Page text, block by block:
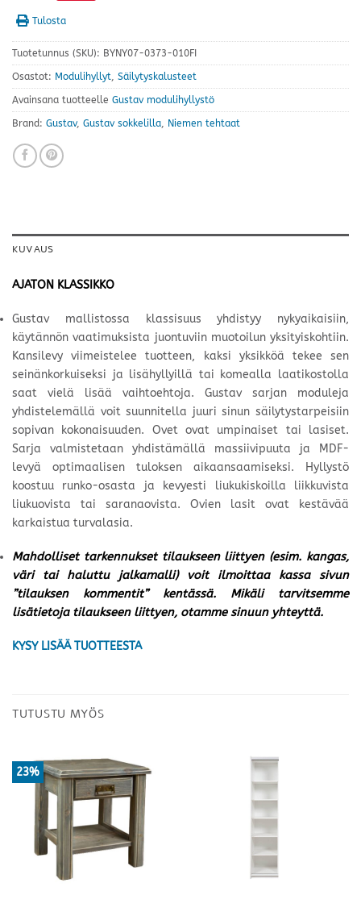
Tulosta
Tuotetunnus (SKU): BYNY07-0373-010FI
Osastot: Modulihyllyt Säilytyskalusteet
Avainsana tuotteelle Gustav modulihyllystö
Brand: Gustav, Gustav sokkelilla Niemen tehtaat
KUVAUS
AJATON KLASSIKKO
Gustav mallistossa klassisuus yhdistyy nykyaikaisiin,
käytännön vaatimuksista juontuviin muotoilun yksityiskohtiin.
Kansilevy viimeistelee tuotteen, kaksi yksikköä tekee sen
seinänkorkuiseksi ja lisähyllyillä tai komealla laatikostolla
saat vielä lisää vaihtoehtoja. Gustav sarjan moduleja
yhdistelemällä voit suunnitella juuri sinun säilytystarpeisiin
sopivan kokonaisuuden. Ovet ovat umpinaiset tai lasiset.
Sarja valmistetaan yhdistämällä massiivipuuta ja MDF-
levyä optimaalisen tuloksen aikaansaamiseksi. Hyllystö
koostuu runko-osasta ja kevyesti liukukiskoilla liikkuvista
liukuovista tai saranaovista. Ovien lasit ovat kestävää
karkaistua turvalasia.
Mahdolliset tarkennukset tilaukseen liittyen (esim. kangas,
väri tai haluttu jalkamalli) voit ilmoittaa kassa sivun
”tilauksen kommentit” kentässä. Mikäli tarvitsemme
lisätietoja tilaukseen liittyen, otamme sinuun yhteyttä.
KYSY LISÄÄ TUOTTEESTA
TUTUSTU MYÖS
23%